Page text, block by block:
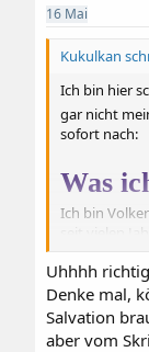
16 Mai
Kukulkan
Ich bin hier
gar nicht
sofort nach:
Was
Ich bin
seit vielen
Gesang. In
Hörspiele
Uhhhh
Denke mal,
Salvation
aber vom